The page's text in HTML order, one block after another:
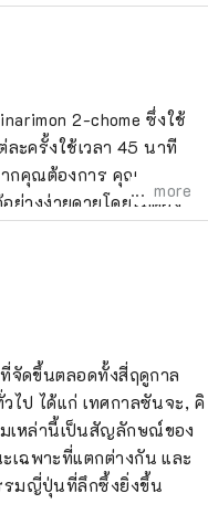
2-chome ซึ่งใช้
ะครั้งใช้เวลา 45 นาที
กคุณต้องการ คุณ
างง่ายดายโดยไม่ต้อง
สารเคมีในอากาศ และ
more
จัดขึ้นตลอดทั้งสี่ฤดูกาล
ป ได้แก่ เทศกาลซันจะ, คิ
เหล่านี้เป็นสัญลักษณ์ของ
ฉพาะที่แตกต่างกัน และ
รมญี่ปุ่นที่ลึกซึ้งยิ่งขึ้น